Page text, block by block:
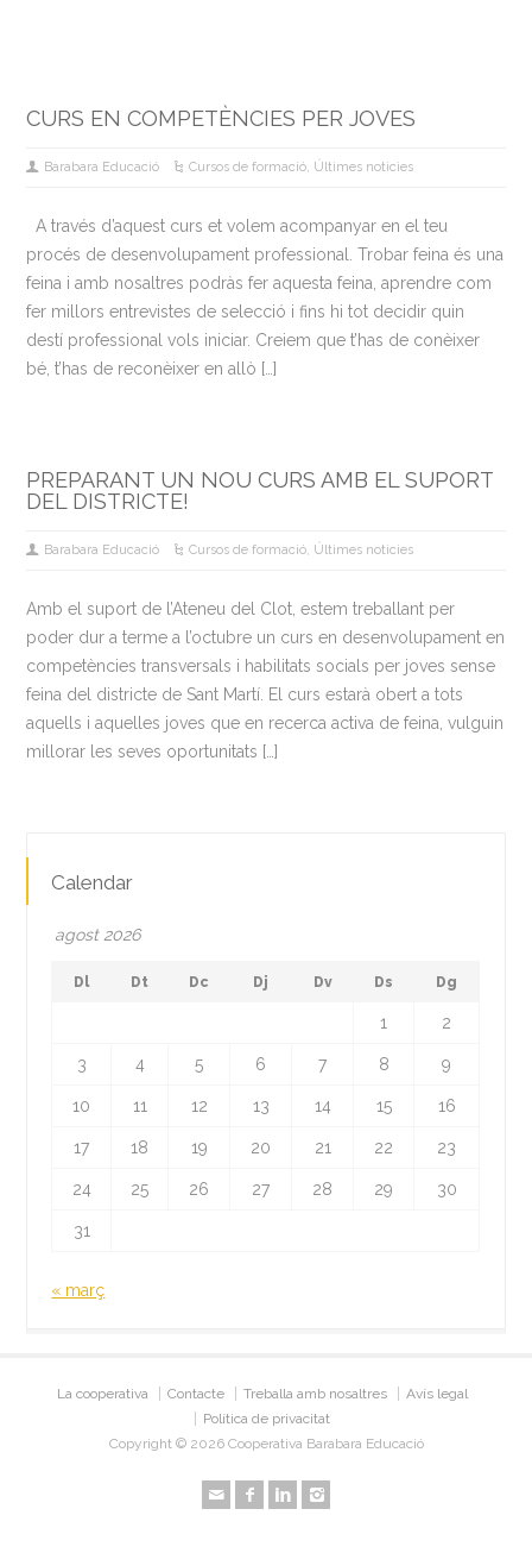
CURS EN COMPETÈNCIES PER JOVES
Barabara Educació Cursos de formació, Últimes noticies
A través d’aquest curs et volem acompanyar en el teu
procés de desenvolupament professional. Trobar feina és una
feina i amb nosaltres podràs fer aquesta feina, aprendre com
fer millors entrevistes de selecció i fins hi tot decidir quin
destí professional vols iniciar. Creiem que t’has de conèixer
bé, t’has de reconèixer en allò […]
PREPARANT UN NOU CURS AMB EL SUPORT
DEL DISTRICTE!
Barabara Educació Cursos de formació, Últimes noticies
Amb el suport de l’Ateneu del Clot, estem treballant per
poder dur a terme a l’octubre un curs en desenvolupament en
competències transversals i habilitats socials per joves sense
feina del districte de Sant Martí. El curs estarà obert a tots
aquells i aquelles joves que en recerca activa de feina, vulguin
millorar les seves oportunitats […]
Calendar
agost 2026
Dl Dt Dc Dj Dv Ds Dg
1 2
3 4 5 6 7 8 9
10 11 12 13 14 15 16
17 18 19 20 21 22 23
24 25 26 27 28 29 30
31
« març
La cooperativa Contacte Treballa amb nosaltres
Avís legal
Política de privacitat
Copyright © 2026 Cooperativa Barabara Educació